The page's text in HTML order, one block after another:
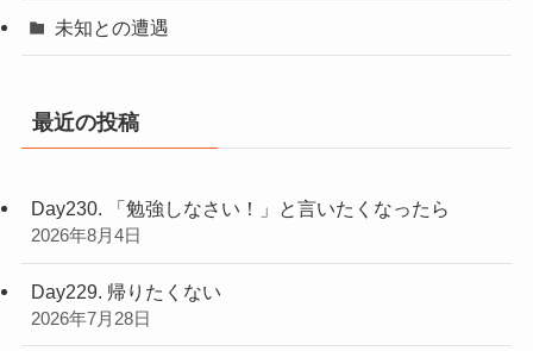
未知との遭遇
最近の投稿
Day230. 「勉強しなさい！」と言いたくなったら
2026年8月4日
Day229. 帰りたくない
2026年7月28日